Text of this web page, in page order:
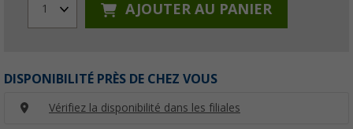
1 AJOUTER AU PANIER
DISPONIBILITÉ PRÈS DE CHEZ VOUS
Vérifiez la disponibilité dans les filiales